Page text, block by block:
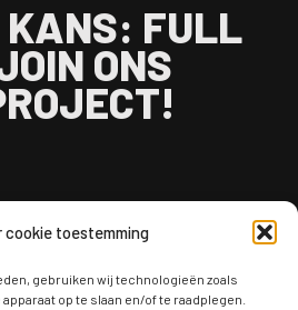
cookie toestemming
gebruiken wij technologieën zoals
op te slaan en/of te raadplegen.
FULL
ONS